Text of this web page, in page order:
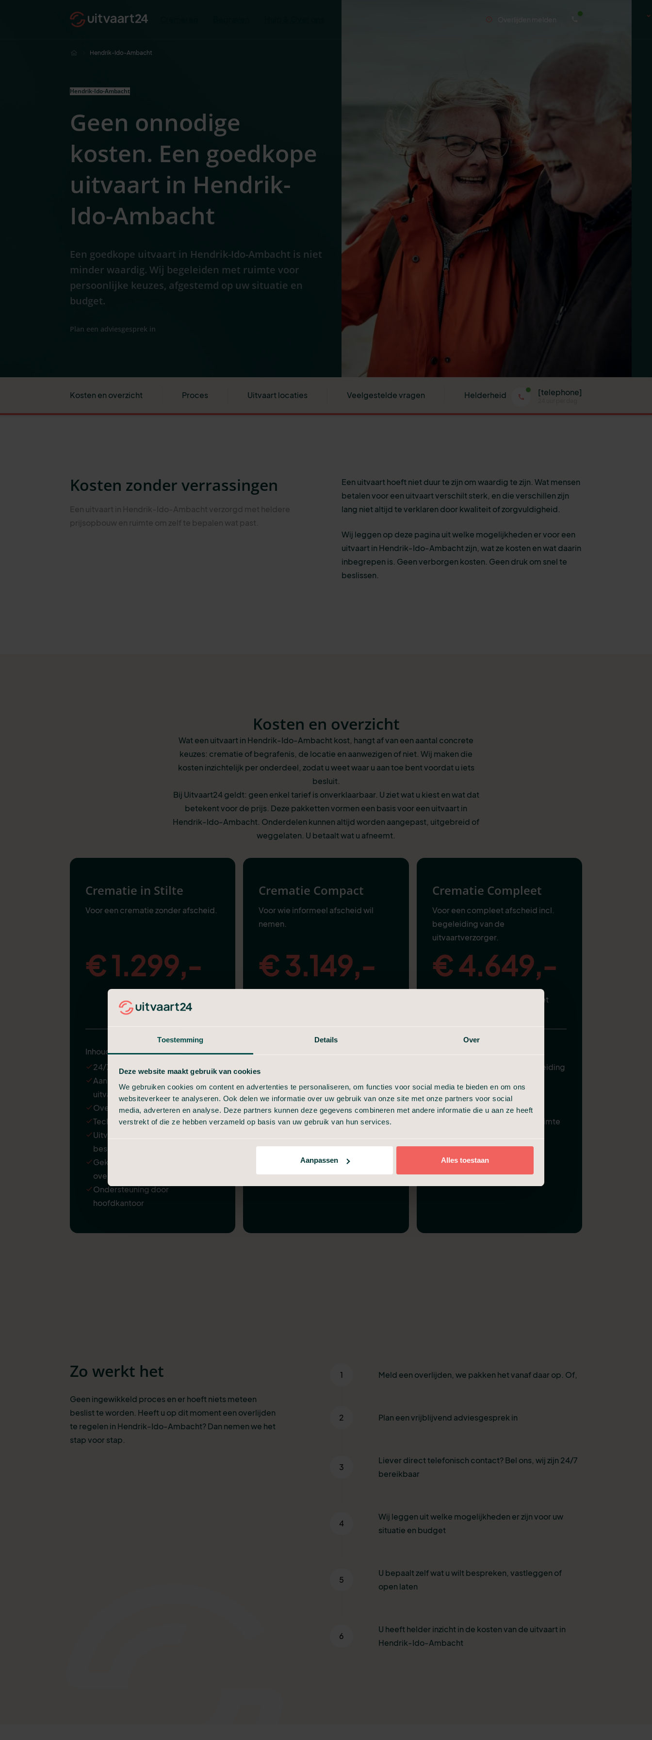
Toestemming Details Over
Deze website maakt gebruik van cookies
We gebruiken cookies om content en advertenties te personaliseren, om functies voor social media te bieden en om ons
websiteverkeer te analyseren. Ook delen we informatie over uw gebruik van onze site met onze partners voor social
media, adverteren en analyse. Deze partners kunnen deze gegevens combineren met andere informatie die u aan ze heeft
verstrekt of die ze hebben verzameld op basis van uw gebruik van hun services.
Aanpassen Alles toestaan
Hendrik-Ido-Ambacht
Hendrik-Ido-Ambacht
Geen onnodige
kosten. Een goedkope
uitvaart in Hendrik-
Ido-Ambacht
Een goedkope uitvaart in Hendrik-Ido-Ambacht is niet
minder waardig. Wij begeleiden met ruimte voor
persoonlijke keuzes, afgestemd op uw situatie en
budget.
Plan een adviesgesprek in
Kosten en overzicht Proces Uitvaart locaties Veelgestelde vragen Helderheid [telephone]
Kosten zonder verrassingen
Een uitvaart in Hendrik-Ido-Ambacht verzorgd met heldere
prijsopbouw en ruimte om zelf te bepalen wat past.
Een uitvaart hoeft niet duur te zijn om waardig te zijn. Wat mensen
betalen voor een uitvaart verschilt sterk, en die verschillen zijn
lang niet altijd te verklaren door kwaliteit of zorgvuldigheid.
Wij leggen op deze pagina uit welke mogelijkheden er voor een
uitvaart in Hendrik-Ido-Ambacht zijn, wat ze kosten en wat daarin
inbegrepen is. Geen verborgen kosten. Geen druk om snel te
beslissen.
Kosten en overzicht
Wat een uitvaart in Hendrik-Ido-Ambacht kost, hangt af van een aantal concrete
keuzes: crematie of begrafenis, de locatie en aanwezigen of niet. Wij maken die
kosten inzichtelijk per onderdeel, zodat u weet waar u aan toe bent voordat u iets
besluit.
Bij Uitvaart24 geldt: geen enkel tarief is onverklaarbaar. U ziet wat u kiest en wat dat
betekent voor de prijs. Deze pakketten vormen een basis voor een uitvaart in
Hendrik-Ido-Ambacht. Onderdelen kunnen altijd worden aangepast, uitgebreid of
weggelaten. U betaalt wat u afneemt.
Crematie in Stilte
Voor een crematie zonder afscheid.
€ 1.299,-
Bekijk Crematie in Stilte
Inhoud
24/7 ondersteuning
Aannemen en regelen van de
uitvaart
Overbrenging van de overledene
Technische verzorging
Uitvaartkist met een kleine
beschadiging
Gekoelde bewaring van
overledene
Ondersteuning door
hoofdkantoor
Crematie Compact
Voor wie informeel afscheid wil
nemen.
€ 3.149,-
Volledige verzorging
Nette uitvaartkist
Incasseren van
verzekeringspolissen
Crematie Compleet
Voor een compleet afscheid incl.
begeleiding van de
uitvaartverzorger.
€ 4.649,-
Bekijk Crematie Compleet
Uitvaartverzorger ter begeleiding
Gebruik familiekamer
Samenzijn in condoleanceruimte
Zo werkt het
Geen ingewikkeld proces en er hoeft niets meteen
beslist te worden. Heeft u op dit moment een overlijden
te regelen in Hendrik-Ido-Ambacht? Dan nemen we het
stap voor stap.
1 Meld een overlijden, we pakken het vanaf daar op. Of,
2 Plan een vrijblijvend adviesgesprek in
3
Liever direct telefonisch contact? Bel ons, wij zijn 24/7
bereikbaar
4
Wij leggen uit welke mogelijkheden er zijn voor uw
situatie en budget
5
U bepaalt zelf wat u wilt bespreken, vastleggen of
open laten
6
U heeft helder inzicht in de kosten van de uitvaart in
Hendrik-Ido-Ambacht